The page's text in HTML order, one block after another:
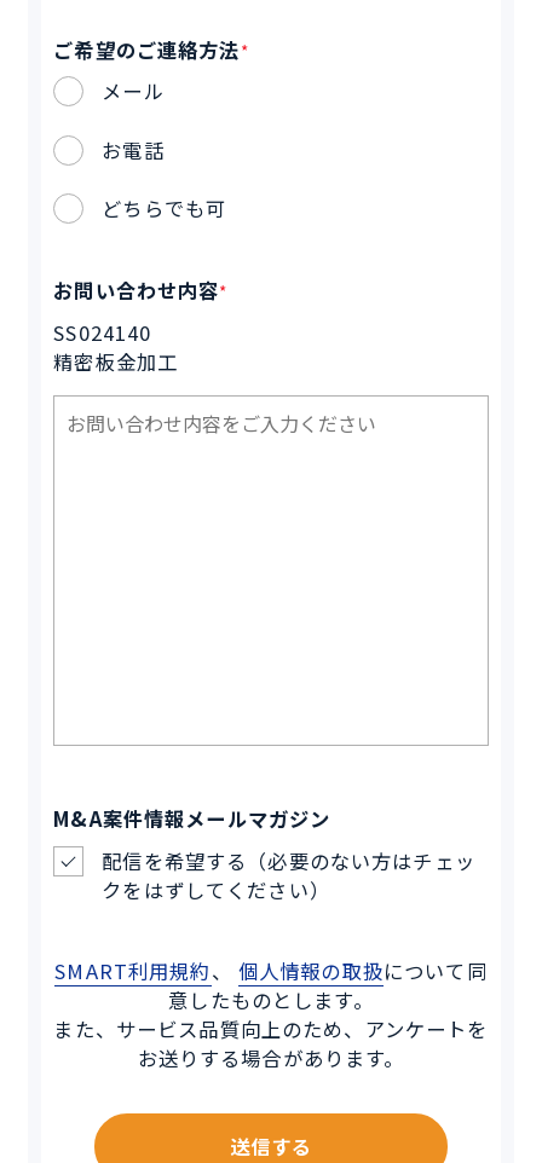
ご希望のご連絡方法*
メール
お電話
どちらでも可
お問い合わせ内容*
SS024140
精密板金加工
M&A案件情報メールマガジン
配信を希望する（必要のない方はチェッ
クをはずしてください）
SMART利用規約、 個人情報の取扱について同
意したものとします。
また、サービス品質向上のため、アンケートを
お送りする場合があります。
送信する